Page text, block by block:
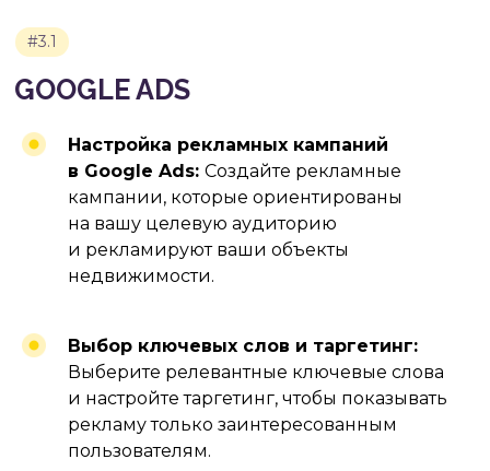
Настройка рекламных кампаний
в Google Ads: Создайте рекламные
кампании, которые ориентированы
на вашу целевую аудиторию
и рекламируют ваши объекты
недвижимости.
Выбор ключевых слов и таргетинг:
Выберите релевантные ключевые слова
и настройте таргетинг, чтобы показывать
рекламу только заинтересованным
пользователям.
СБОР БАЗЫ E-MAIL АДРЕСОВ
#5.1